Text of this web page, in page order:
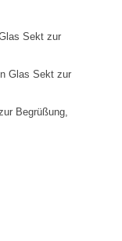
Sekt zur
Glas Sekt zur
Begrüßung,